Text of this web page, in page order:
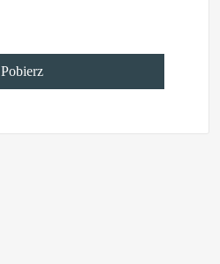
Pobierz